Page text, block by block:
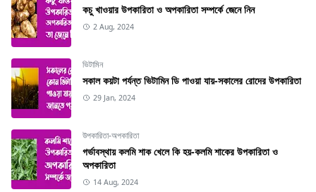
কচু খাওয়ার উপকারিতা ও অপকারিতা সম্পর্কে জেনে নিন
2 Aug, 2024
ভিটামিন
সকাল কয়টা পর্যন্ত ভিটামিন ডি পাওয়া যায়-সকালের রোদের উপকারিতা
29 Jan, 2024
উপকারিতা-অপকারিতা
গর্ভাবস্থায় কলমি শাক খেলে কি হয়-কলমি শাকের উপকারিতা ও
অপকারিতা
14 Aug, 2024